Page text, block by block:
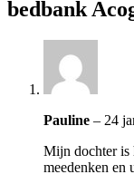
bedbank
Pauline – 24
Mijn dochter is
meedenken en